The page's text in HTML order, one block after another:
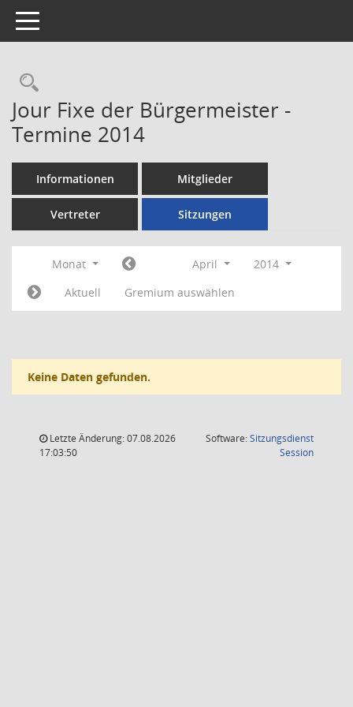
Toggle navigation
Rechercheauswahl
Jour Fixe der Bürgermeister -
Termine 2014
Informationen Mitglieder
Vertreter Sitzungen
Monat April
2014
Aktuell
Gremium auswählen
Keine Daten gefunden.
Letzte Änderung: 07.08.2026
17:03:50
Software:Sitzungsdienst
Session(Wird in